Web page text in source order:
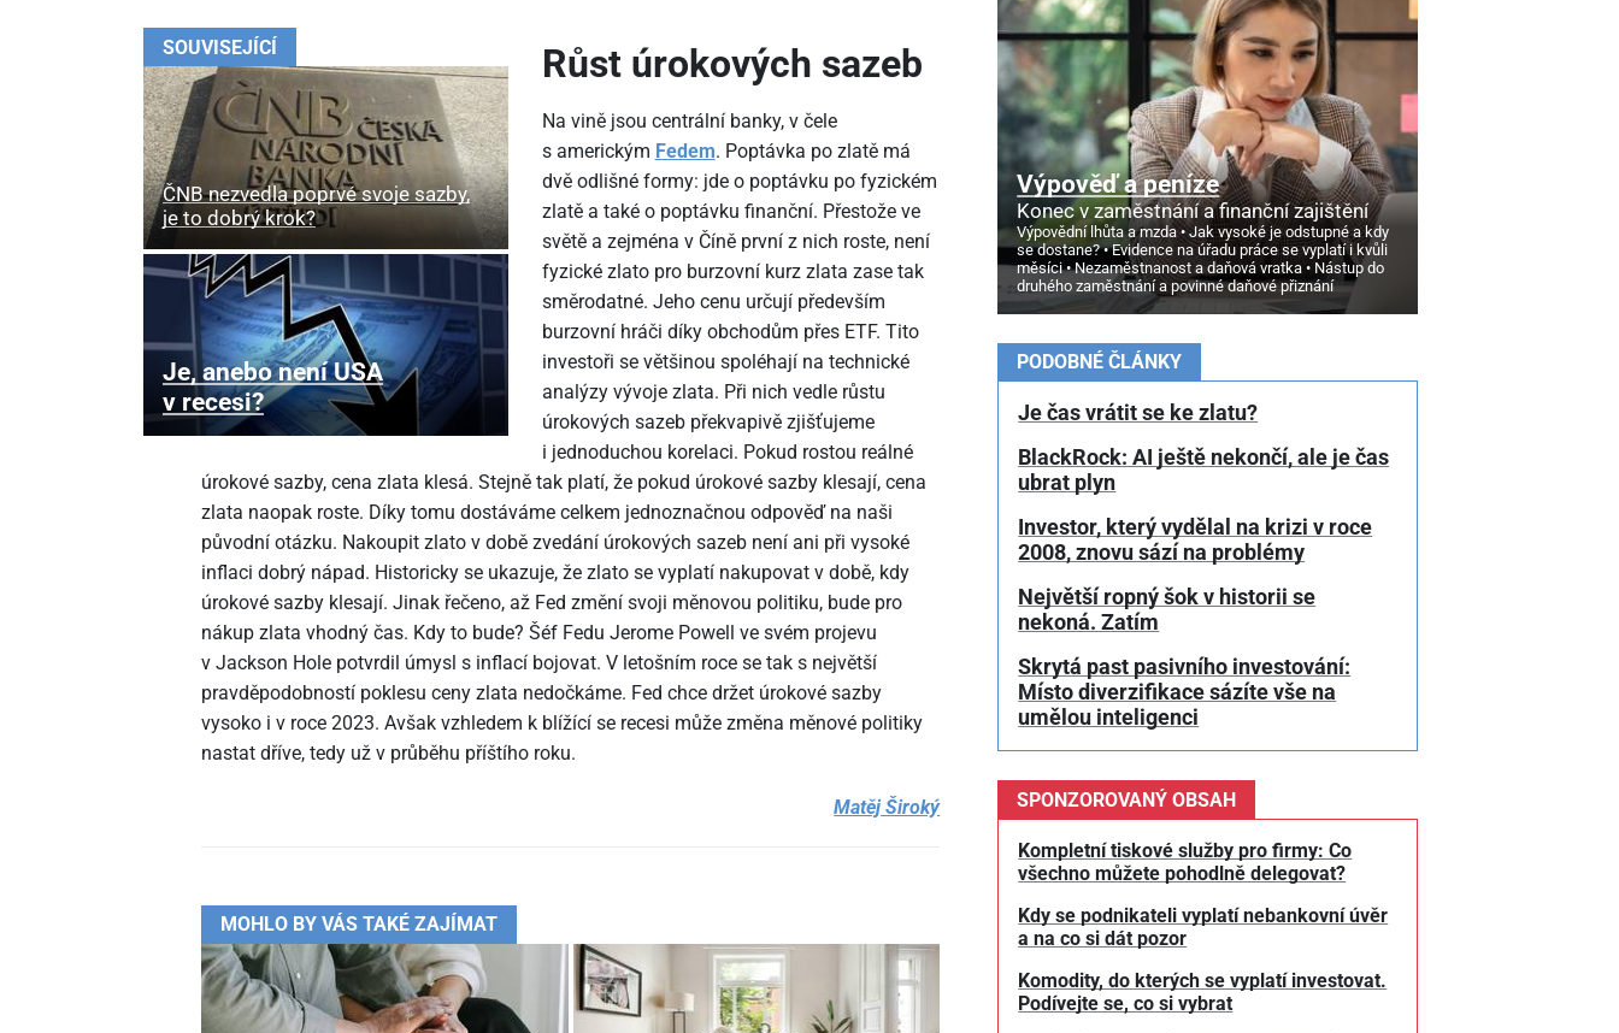
SOUVISEJÍCÍ
ČNB nezvedla poprvé svoje sazby,
je to dobrý krok?
Je, anebo není USA
v recesi?
Růst úrokových sazeb
Na vině jsou centrální banky, v čele
s americkým Fedem. Poptávka po zlatě má
dvě odlišné formy: jde o poptávku po fyzickém
zlatě a také o poptávku finanční. Přestože ve
světě a zejména v Číně první z nich roste, není
fyzické zlato pro burzovní kurz zlata zase tak
směrodatné. Jeho cenu určují především
burzovní hráči díky obchodům přes ETF. Tito
investoři se většinou spoléhají na technické
analýzy vývoje zlata. Při nich vedle růstu
úrokových sazeb překvapivě zjišťujeme
i jednoduchou korelaci. Pokud rostou reálné
úrokové sazby, cena zlata klesá. Stejně tak platí, že pokud úrokové sazby klesají, cena
zlata naopak roste. Díky tomu dostáváme celkem jednoznačnou odpověď na naši
původní otázku. Nakoupit zlato v době zvedání úrokových sazeb není ani při vysoké
inflaci dobrý nápad. Historicky se ukazuje, že zlato se vyplatí nakupovat v době, kdy
úrokové sazby klesají. Jinak řečeno, až Fed změní svoji měnovou politiku, bude pro
nákup zlata vhodný čas. Kdy to bude? Šéf Fedu Jerome Powell ve svém projevu
v Jackson Hole potvrdil úmysl s inflací bojovat. V letošním roce se tak s největší
pravděpodobností poklesu ceny zlata nedočkáme. Fed chce držet úrokové sazby
vysoko i v roce 2023. Avšak vzhledem k blížící se recesi může změna měnové politiky
nastat dříve, tedy už v průběhu příštího roku.
Matěj Široký
MOHLO BY VÁS TAKÉ ZAJÍMAT
Výpověď a peníze
Konec v zaměstnání a finanční zajištění
Výpovědní lhůta a mzda
Jak vysoké je odstupné a kdy
se dostane?
Evidence na úřadu práce se vyplatí i kvůli
měsíci
Nezaměstnanost a daňová vratka
Nástup do
druhého zaměstnání a povinné daňové přiznání
PODOBNÉ ČLÁNKY
Je čas vrátit se ke zlatu?
BlackRock: AI ještě nekončí, ale je čas
ubrat plyn
Investor, který vydělal na krizi v roce
2008, znovu sází na problémy
Největší ropný šok v historii se
nekoná. Zatím
Skrytá past pasivního investování:
Místo diverzifikace sázíte vše na
umělou inteligenci
SPONZOROVANÝ OBSAH
Kompletní tiskové služby pro firmy: Co
všechno můžete pohodlně delegovat?
Kdy se podnikateli vyplatí nebankovní úvěr
a na co si dát pozor
Komodity, do kterých se vyplatí investovat.
Podívejte se, co si vybrat